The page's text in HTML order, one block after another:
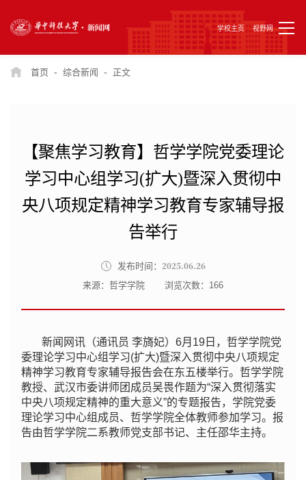
学校主页 视野网
首页 - 综合新闻 - 正文
【聚焦学习教育】哲学学院党委理论
学习中心组学习(扩大)暨深入贯彻中
央八项规定精神学习教育专家辅导报
告举行
发布时间： 2025.06.26
来源：哲学学院 浏览次数： 166
新闻网讯（通讯员 李旖妃）6月19日，哲学学院党
委理论学习中心组学习(扩大)暨深入贯彻中央八项规定
精神学习教育专家辅导报告会在东五楼举行。哲学学院
教授、武汉市委讲师团成员吴畏作题为“深入贯彻落实
中央八项规定精神的重大意义”的专题报告，学院党委
理论学习中心组成员、哲学学院全体教师参加学习。报
告由哲学学院二系教师党支部书记、主任邵华主持。